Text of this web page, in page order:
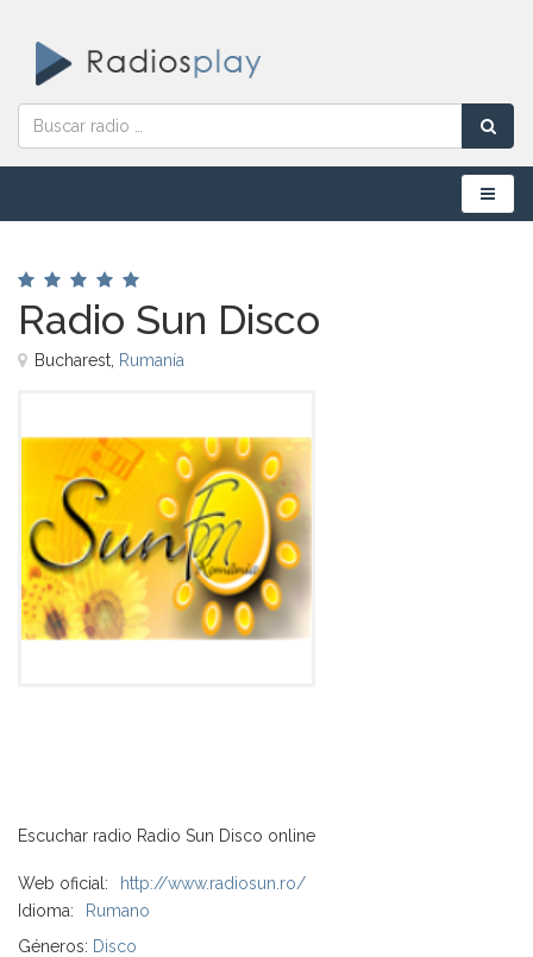
Menú
Radio Sun Disco
Bucharest, Rumanía
Escuchar radio Radio Sun Disco online
Web oficial:
http://www.radiosun.ro/
Idioma:
Rumano
Géneros: Disco